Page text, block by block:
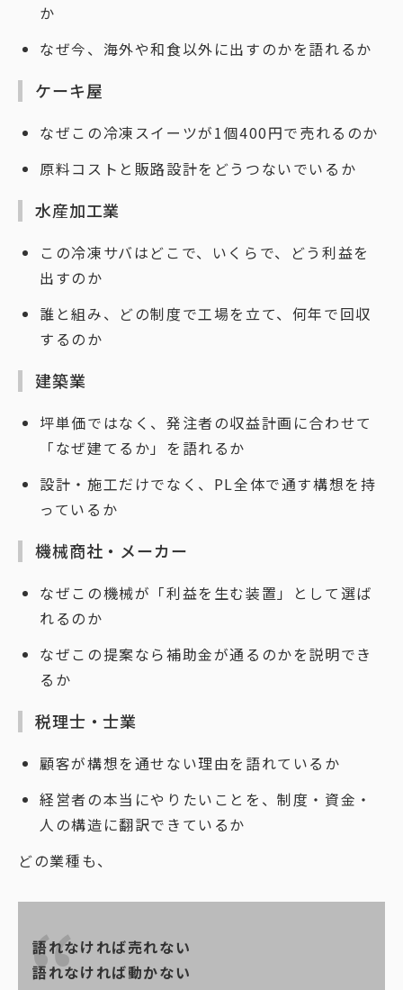
か
なぜ今、海外や和食以外に出すのかを語れるか
ケーキ屋
なぜこの冷凍スイーツが1個400円で売れるのか
原料コストと販路設計をどうつないでいるか
水産加工業
この冷凍サバはどこで、いくらで、どう利益を
出すのか
誰と組み、どの制度で工場を立て、何年で回収
するのか
建築業
坪単価ではなく、発注者の収益計画に合わせて
「なぜ建てるか」を語れるか
設計・施工だけでなく、PL全体で通す構想を持
っているか
機械商社・メーカー
なぜこの機械が「利益を生む装置」として選ば
れるのか
なぜこの提案なら補助金が通るのかを説明でき
るか
税理士・士業
顧客が構想を通せない理由を語れているか
経営者の本当にやりたいことを、制度・資金・
人の構造に翻訳できているか
どの業種も、
語れなければ売れない
語れなければ動かない